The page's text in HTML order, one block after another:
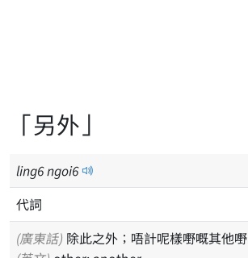
「另外」
ling6ngoi6
代詞
(廣東話) 除此之外；唔計呢樣嘢嘅其他嘢